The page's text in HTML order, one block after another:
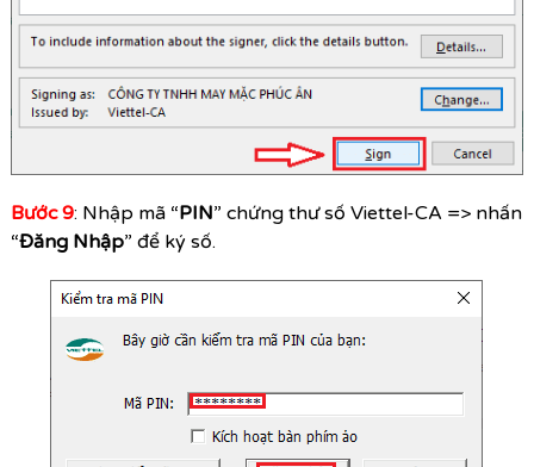
Bước 9: Nhập mã “PIN” chứng thư số Viettel-CA => nhấn
“Đăng Nhập” để ký số.